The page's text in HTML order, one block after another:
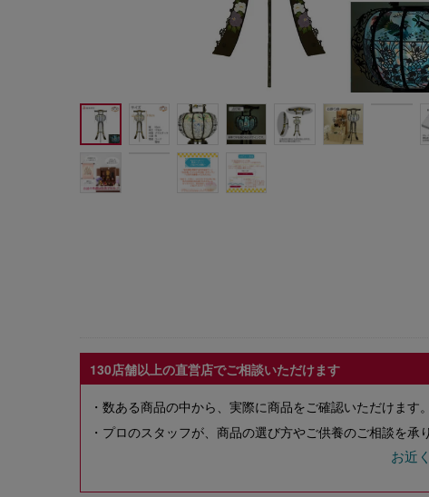
130店舗以上の直営店でご相談いただけます
・数ある商品の中から、実際に商品をご確認いただけま
・プロのスタッフが、商品の選び方やご供養のご相談を
お近